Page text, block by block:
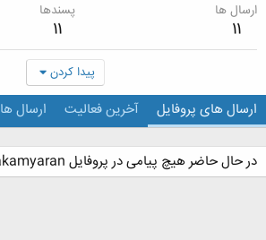
ارسال ها
11
پسندها
11
پیدا کردن
ارسال های پروفایل آخرین فعالیت ارسال ها
در حال حاضر هیچ پیامی در پروفایل rezakamyaran نیست.